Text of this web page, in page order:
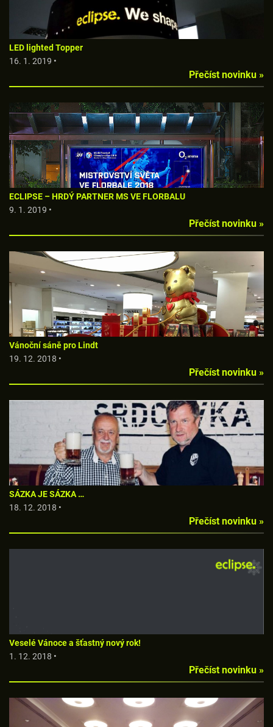
LED lighted Topper
16. 1. 2019 •
Přečíst novinku »
ECLIPSE – HRDÝ PARTNER MS VE FLORBALU
9. 1. 2019 •
Přečíst novinku »
Vánoční sáně pro Lindt
19. 12. 2018 •
Přečíst novinku »
SÁZKA JE SÁZKA …
18. 12. 2018 •
Přečíst novinku »
Veselé Vánoce a šťastný nový rok!
1. 12. 2018 •
Přečíst novinku »